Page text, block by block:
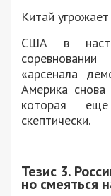
Китай
США в
«арсенала
Америка
которая
скептически.
Тезис 3.
но смеяться